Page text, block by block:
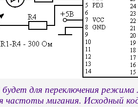
для переключения режима
частоты мигания. Исходный